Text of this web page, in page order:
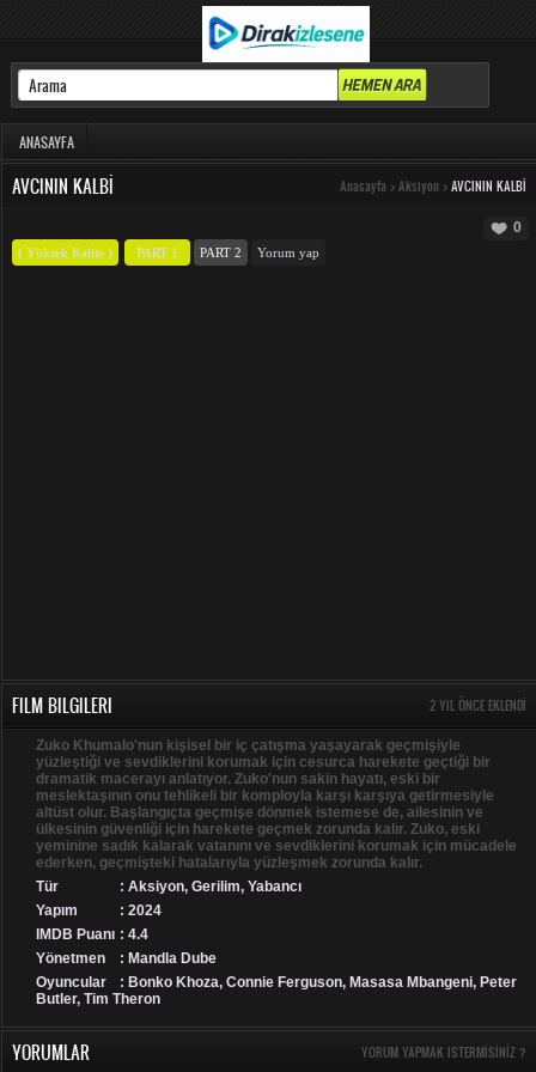
ANASAYFA
AVCININ KALBI Anasayfa > Aksiyon > AVCININ KALBI
0
( Yüksek Kalite ) PART 1 PART 2 Yorum yap
FILM BILGILERI 2 YIL ÖNCE EKLENDI
Zuko Khumalo'nun kişisel bir iç çatışma yaşayarak geçmişiyle
yüzleştiği ve sevdiklerini korumak için cesurca harekete geçtiği bir
dramatik macerayı anlatıyor. Zuko'nun sakin hayatı, eski bir
meslektaşının onu tehlikeli bir komployla karşı karşıya getirmesiyle
altüst olur. Başlangıçta geçmişe dönmek istemese de, ailesinin ve
ülkesinin güvenliği için harekete geçmek zorunda kalır. Zuko, eski
yeminine sadık kalarak vatanını ve sevdiklerini korumak için mücadele
ederken, geçmişteki hatalarıyla yüzleşmek zorunda kalır.
Tür
: Aksiyon, Gerilim, Yabancı
Yapım
: 2024
IMDB Puanı : 4.4
Yönetmen
: Mandla Dube
Oyuncular
: Bonko Khoza, Connie Ferguson, Masasa Mbangeni, Peter
Butler, Tim Theron
YORUMLAR YORUM YAPMAK ISTERMISINIZ ?